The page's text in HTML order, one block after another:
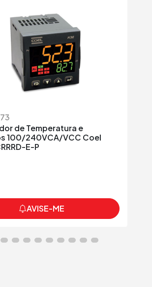
de Temperatura e
100/240VCA/VCC Coel
E-P
AVISE-ME